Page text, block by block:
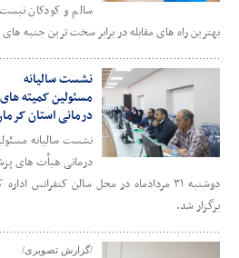
سالم و کودکان
بهترین راه های مقابله در برابر سخت ترین جنبه
نشست سالیانه
مسئولین کمیته
درمانی استان
نشست سالیانه
درمانی هیأت های
دوشنبه ۳۱ مردادماه در محل سالن کنفرانس
برگزار شد.
/گزارش تصویری/